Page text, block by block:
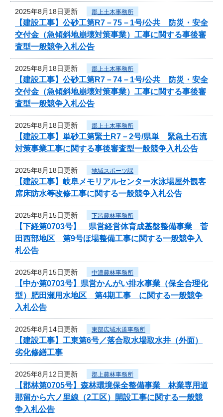
2025年8月18日更新 郡上土木事務所
【建設工事】公砂工第R7－75－1号/公共 防災・安全
交付金（急傾斜地崩壊対策事業）工事に関する事後審
査型一般競争入札公告
2025年8月18日更新 郡上土木事務所
【建設工事】公砂工第R7－74－1号/公共 防災・安全
交付金（急傾斜地崩壊対策事業）工事に関する事後審
査型一般競争入札公告
2025年8月18日更新 郡上土木事務所
【建設工事】単砂工第緊土R7－2号/県単 緊急土石流
対策事業工事に関する事後審査型一般競争入札公告
2025年8月18日更新 地域スポーツ課
【建設工事】岐阜メモリアルセンター水泳場屋外観客
席床防水等改修工事に関する一般競争入札公告
2025年8月15日更新 下呂農林事務所
【下経第0703号】 県営経営体育成基盤整備事業 菅
田西部地区 第9号ほ場整備工事に関する一般競争入
札公告
2025年8月15日更新 中濃農林事務所
【中か第0703号】県営かんがい排水事業（保全合理化
型）肥田瀬用水地区 第4期工事 に関する一般競争
入札公告
2025年8月14日更新 東部広域水道事務所
【建設工事】工東第6号／落合取水場取水井（外面）
劣化修繕工事
2025年8月12日更新 郡上農林事務所
【郡林第0705号】森林環境保全整備事業 林業専用道
那留から六ノ里線（2工区）開設工事に関する一般競
争入札公告